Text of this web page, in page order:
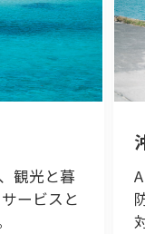
観光と暮
ービスと